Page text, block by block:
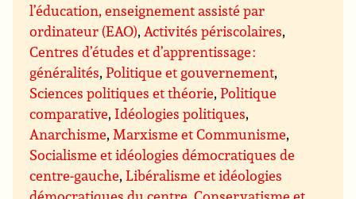
l’éducation, enseignement assisté par
ordinateur (EAO),Activités périscolaires,
Centres d’études et d’apprentissage :
généralités,Politique et gouvernement,
Sciences politiques et théorie,Politique
comparative, Idéologies politiques,
Anarchisme,Marxisme et Communisme,
Socialisme et idéologies démocratiques de
centre-gauche,Libéralisme et idéologies